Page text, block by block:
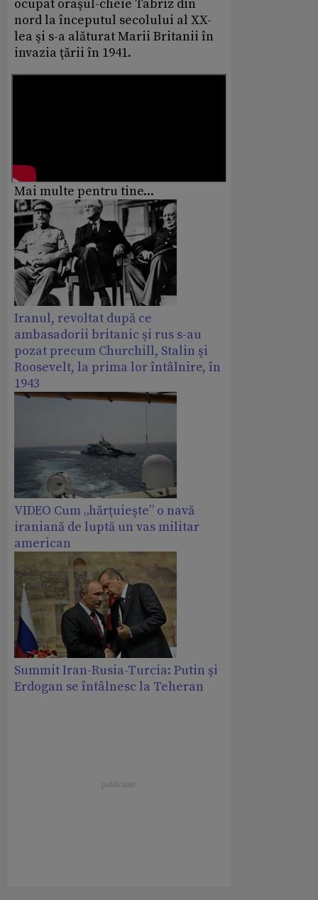
ocupat oraşul-cheie Tabriz din
nord la începutul secolului al XX-
lea şi s-a alăturat Marii Britanii în
invazia ţării în 1941.
Mai multe pentru tine...
Iranul, revoltat după ce
ambasadorii britanic şi rus s-au
pozat precum Churchill, Stalin şi
Roosevelt, la prima lor întâlnire, în
1943
VIDEO Cum „hărţuiește” o navă
iraniană de luptă un vas militar
american
Summit Iran-Rusia-Turcia: Putin şi
Erdogan se întâlnesc la Teheran